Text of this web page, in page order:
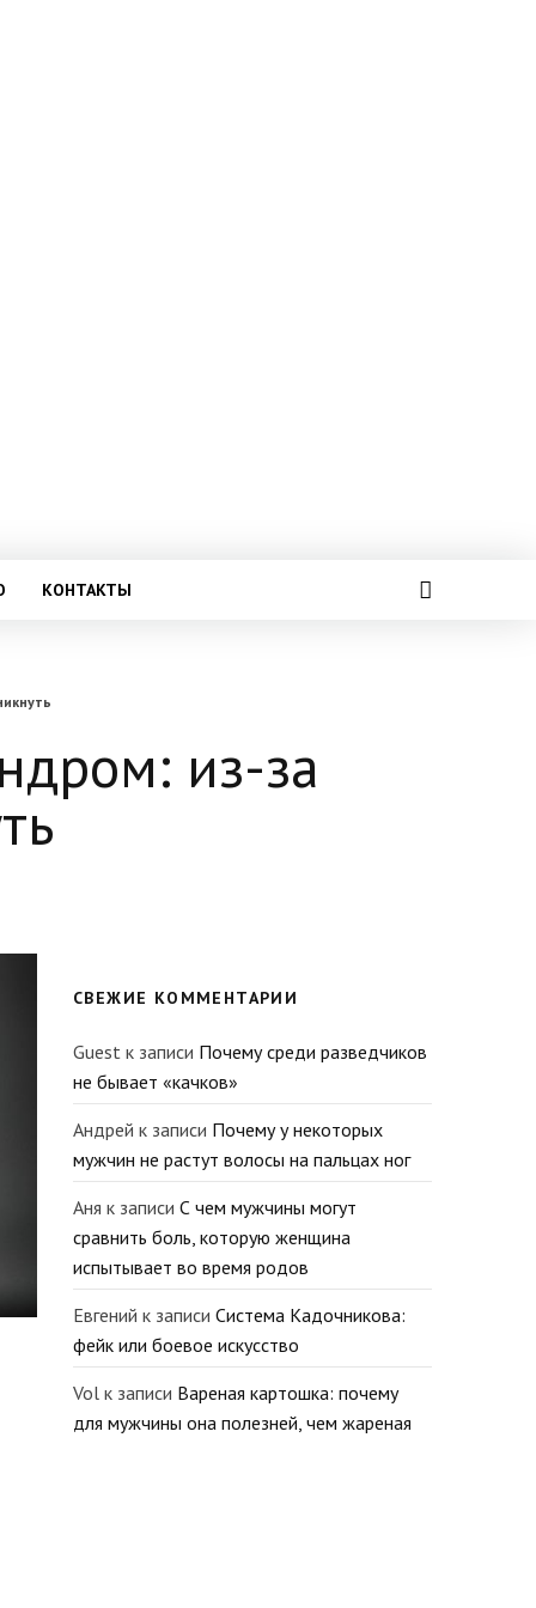
КОНТАКТЫ
из-за
СВЕЖИЕ КОММЕНТАРИИ
Guest к записи Почему среди разведчиков
не бывает «качков»
Андрей к записи Почему у некоторых
мужчин не растут волосы на пальцах ног
Аня к записи С чем мужчины могут
сравнить боль, которую женщина
испытывает во время родов
Евгений к записи Система Кадочникова:
фейк или боевое искусство
Vol к записи Вареная картошка: почему
для мужчины она полезней, чем жареная